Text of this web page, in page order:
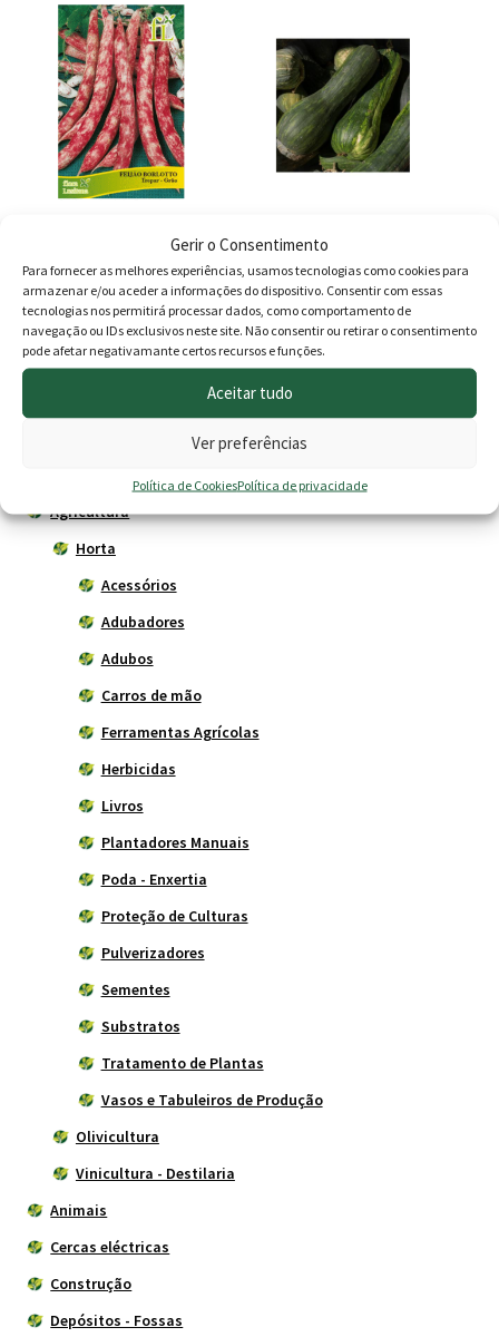
Gerir o Consentimento
Para fornecer as melhores experiências, usamos tecnologias como cookies para
armazenar e/ou aceder a informações do dispositivo. Consentir com essas
tecnologias nos permitirá processar dados, como comportamento de
navegação ou IDs exclusivos neste site. Não consentir ou retirar o consentimento
pode afetar negativamante certos recursos e funções.
Aceitar tudo
Ver preferências
Política de CookiesPolítica de privacidade
1,730.00
Feijão Borlotto Língua de
Fogo de Trepar
2.80€
Adicionar
Sementes Abóbora Pleine
De Nápoles Bio
1.90€
Adicionar
Agricultura
Horta
Acessórios
Adubadores
Adubos
Carros de mão
Ferramentas Agrícolas
Herbicidas
Livros
Plantadores Manuais
Poda - Enxertia
Proteção de Culturas
Pulverizadores
Sementes
Substratos
Tratamento de Plantas
Vasos e Tabuleiros de Produção
Olivicultura
Vinicultura - Destilaria
Animais
Cercas eléctricas
Construção
Depósitos - Fossas